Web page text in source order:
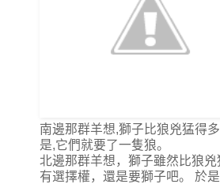
南邊那群羊想,獅子比狼兇猛得
是,它們就要了一隻狼。
北邊那群羊想，獅子雖然比狼兇
有選擇權，還是要獅子吧。 於